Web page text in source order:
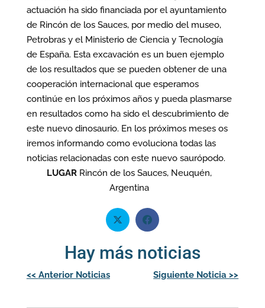
actuación ha sido financiada por el ayuntamiento
de Rincón de los Sauces, por medio del museo,
Petrobras y el Ministerio de Ciencia y Tecnología
de España. Esta excavación es un buen ejemplo
de los resultados que se pueden obtener de una
cooperación internacional que esperamos
continúe en los próximos años y pueda plasmarse
en resultados como ha sido el descubrimiento de
este nuevo dinosaurio. En los próximos meses os
iremos informando como evoluciona todas las
noticias relacionadas con este nuevo saurópodo.
LUGAR Rincón de los Sauces, Neuquén,
Argentina
Hay más noticias
Navegación
de
<< Anterior Noticias Siguiente Noticia >>